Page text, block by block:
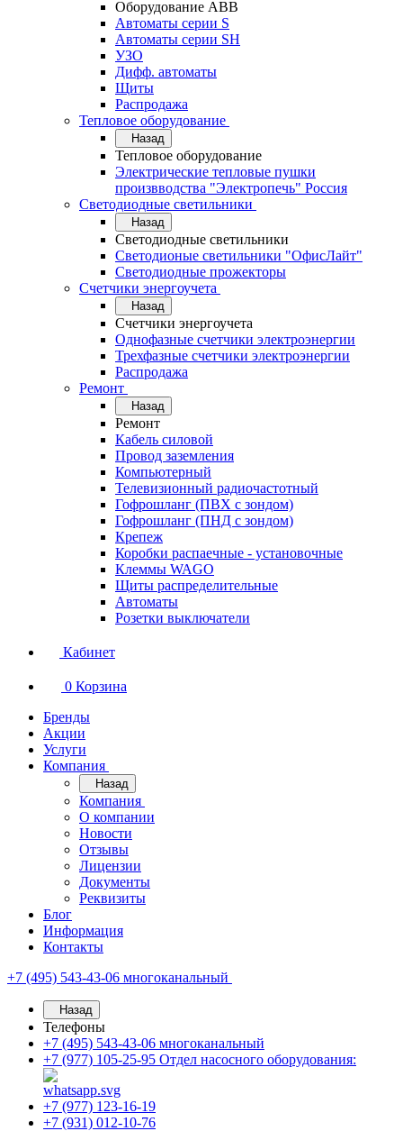
Оборудование АВВ
Автоматы серии S
Автоматы серии SH
УЗО
Дифф. автоматы
Щиты
Распродажа
Тепловое оборудование
Назад
Тепловое оборудование
Электрические тепловые пушки
произвводства "Электропечь" Россия
Светодиодные светильники
Назад
Светодиодные светильники
Светодионые светильники "ОфисЛайт"
Светодиодные прожекторы
Счетчики энергоучета
Назад
Счетчики энергоучета
Однофазные счетчики электроэнергии
Трехфазные счетчики электроэнергии
Распродажа
Ремонт
Назад
Ремонт
Кабель силовой
Провод заземления
Компьютерный
Телевизионный радиочастотный
Гофрошланг (ПВХ с зондом)
Гофрошланг (ПНД с зондом)
Крепеж
Коробки распаечные - установочные
Клеммы WAGO
Щиты распределительные
Автоматы
Розетки выключатели
Кабинет
0 Корзина
Бренды
Акции
Услуги
Компания
Назад
Компания
О компании
Новости
Отзывы
Лицензии
Документы
Реквизиты
Блог
Информация
Контакты
+7 (495) 543-43-06 многоканальный
Назад
Телефоны
+7 (495) 543-43-06 многоканальный
+7 (977) 105-25-95 Отдел насосного оборудования:
+7 (977) 123-16-19
+7 (931) 012-10-76